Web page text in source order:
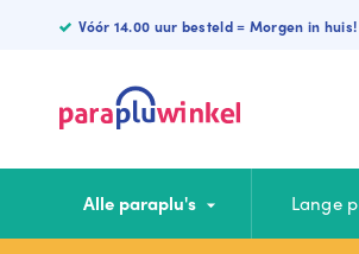
Vóór 14.00 uur besteld = Morgen in huis!
Alle paraplu's Lange
FALCONE